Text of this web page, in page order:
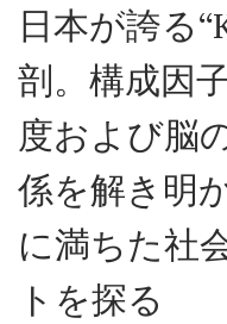
日本が誇る
剖。構成因
度および脳
係を解き明
に満ちた社
トを探る